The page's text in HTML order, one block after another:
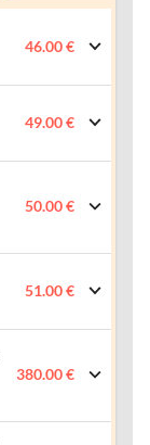
46.00 €
49.00 €
50.00 €
51.00 €
380.00 €